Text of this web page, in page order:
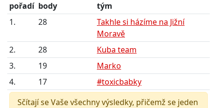
pořadí body
tým
1.
28
Takhle si házíme na Jižní
Moravě
2.
28
Kuba team
3.
19
Marko
4.
17
#toxicbabky
Sčítají se Vaše všechny výsledky, přičemž se jeden